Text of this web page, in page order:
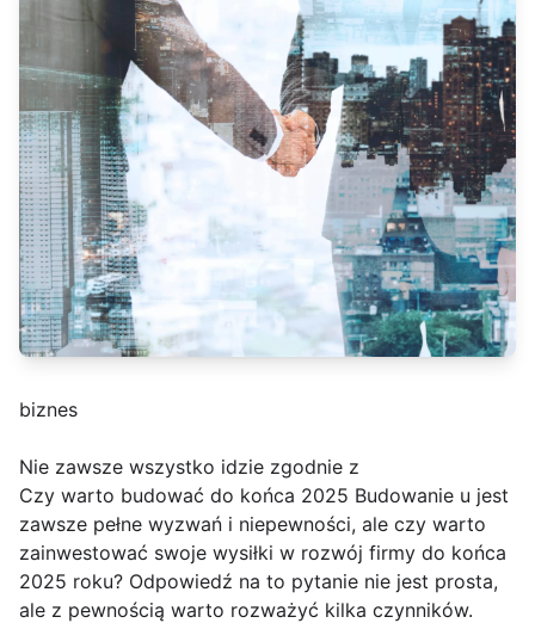
biznes
Nie zawsze wszystko idzie zgodnie z
Czy warto budować do końca 2025 Budowanie u jest
zawsze pełne wyzwań i niepewności, ale czy warto
zainwestować swoje wysiłki w rozwój firmy do końca
2025 roku? Odpowiedź na to pytanie nie jest prosta,
ale z pewnością warto rozważyć kilka czynników.